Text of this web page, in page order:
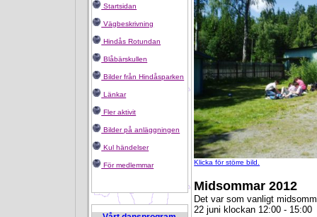
Startsidan
Vägbeskrivning
Hindås Rotundan
Blåbärskullen
Bilder från Hindåsparken
Länkar
Fler aktivit
Bilder på anläggningen
Kul händelser
För medlemmar Klicka för större bild.
Midsommar 2012
Det var som vanligt
22 juni klockan 12:00 - 15:00